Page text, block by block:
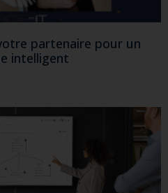
partenaire pour un
intelligent